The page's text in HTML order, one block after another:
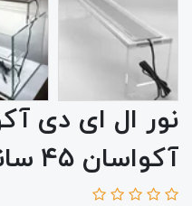
نور ال ای دی
آکواسان ۴۵ سانت